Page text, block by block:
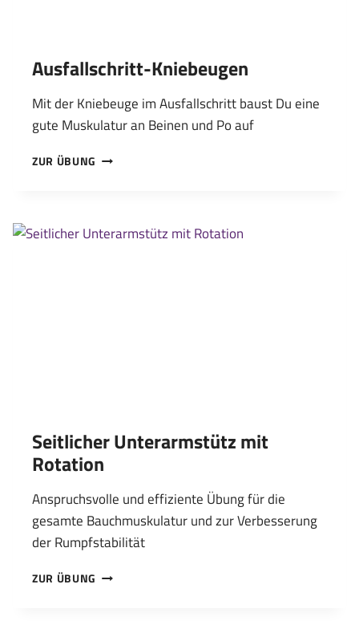
Ausfallschritt-Kniebeugen
Mit der Kniebeuge im Ausfallschritt baust Du eine
gute Muskulatur an Beinen und Po auf
ZUR ÜBUNG AUSFALLSCHRITT-
Seitlicher Unterarmstütz mit
Rotation
Anspruchsvolle und effiziente Übung für die
gesamte Bauchmuskulatur und zur Verbesserung
der Rumpfstabilität
ZUR ÜBUNG SEITLICHER